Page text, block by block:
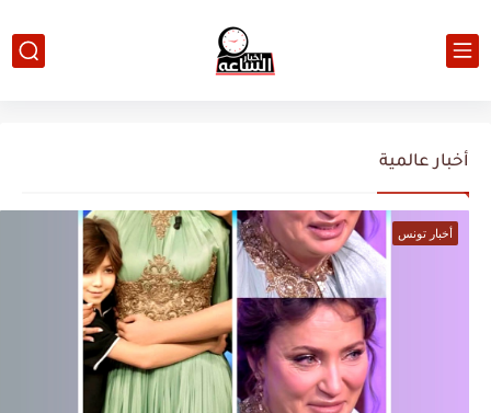
أخبار عالمية
أخبار تونس